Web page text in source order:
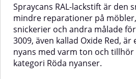
penselVattenbaserad –
miljövänlig och enkel att
rengöraGer en jämn och naturlig
halvblank finish (ca 40 glans)Lång
hållbarhet och mycket god
täckförmågaPassar många olika
typer av
underlagAnvändningsområdenDen
Spraycans RAL-lackstift är den
mindre reparationer på
snickerier och andra målade
3009, även kallad Oxide Red,
nyans med varm ton och tillhör
kategori Röda nyanser.